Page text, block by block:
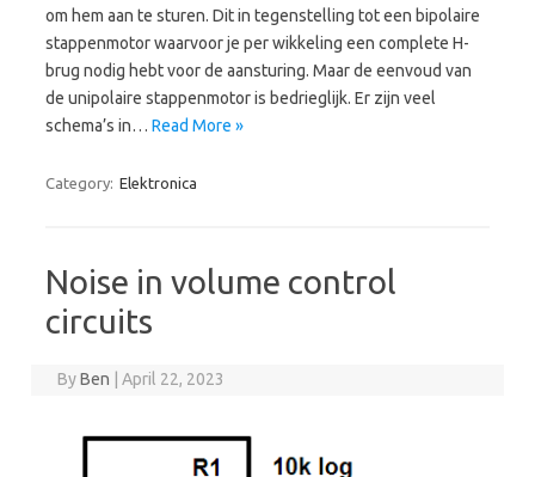
om hem aan te sturen. Dit in tegenstelling tot een bipolaire
stappenmotor waarvoor je per wikkeling een complete H-
brug nodig hebt voor de aansturing. Maar de eenvoud van
de unipolaire stappenmotor is bedrieglijk. Er zijn veel
schema’s in… Read More »
Category: Elektronica
Noise in volume control
circuits
ByBen April 22, 2023